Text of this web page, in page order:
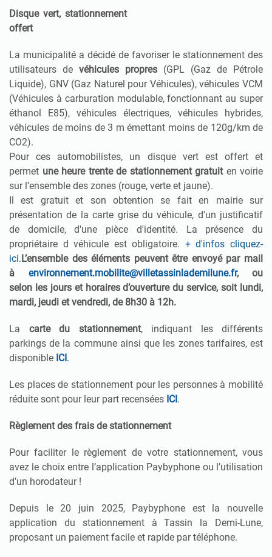
Disque vert, stationnement
offert
La municipalité a décidé de favoriser le stationnement des
utilisateurs de véhicules propres (GPL (Gaz de Pétrole
Liquide), GNV (Gaz Naturel pour Véhicules), véhicules VCM
(Véhicules à carburation modulable, fonctionnant au super
éthanol E85), véhicules électriques, véhicules hybrides,
véhicules de moins de 3 m émettant moins de 120g/km de
CO2).
Pour ces automobilistes, un disque vert est offert et
permet une heure trente de stationnement gratuiten voirie
sur l’ensemble des zones (rouge, verte et jaune).
Il est gratuit et son obtention se fait en mairie sur
présentation de la carte grise du véhicule, d'un justificatif
de domicile, d'une pièce d'identité. La présence du
propriétaire d véhicule est obligatoire. + d'infos cliquez-
ici.L’ensemble des éléments peuvent être envoyé par mail
à environnement.mobilite@villetassinlademilune.fr, ou
selon les jours et horaires d’ouverture du service, soit lundi,
mardi, jeudi et vendredi, de 8h30 à 12h.
La carte du stationnement, indiquant les différents
parkings de la commune ainsi que les zones tarifaires, est
disponible ICI.
Les places de stationnement pour les personnes à mobilité
réduite sont pour leur part recensées ICI.
Règlement des frais de stationnement
Pour faciliter le règlement de votre stationnement, vous
avez le choix entre l’application Paybyphone ou l’utilisation
d’un horodateur !
Depuis le 20 juin 2025, Paybyphone est la nouvelle
application du stationnement à Tassin la Demi-Lune,
proposant un paiement facile et rapide par téléphone.